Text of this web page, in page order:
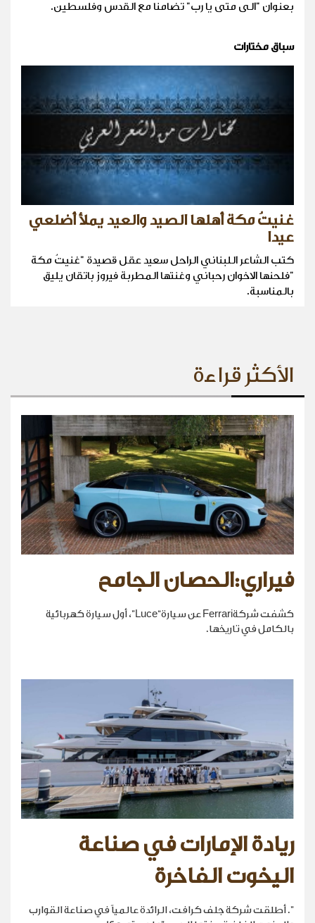
بعنوان "الى متى يا رب" تضامنا مع القدس وفلسطين.
سباق مختارات
غنيتُ مكة أهلها الصيد والعيد يملأ أضلعي
عيدا
كتب الشاعر اللبناني الراحل سعيد عقل قصيدة "غنيتُ مكة
"فلحنها الاخوان رحباني وغنتها المطربة فيروز باتقان يليق
بالمناسبة.
الأكثر قراءة
فيراري:الحصان الجامح
كشفت شركةFerrari عن سيارة“Luce”، أول سيارة كهربائية
بالكامل في تاريخها.
ريادة الإمارات في صناعة
اليخوت الفاخرة
". أطلقت شركة جلف كرافت، الرائدة عالمياً في صناعة القوارب